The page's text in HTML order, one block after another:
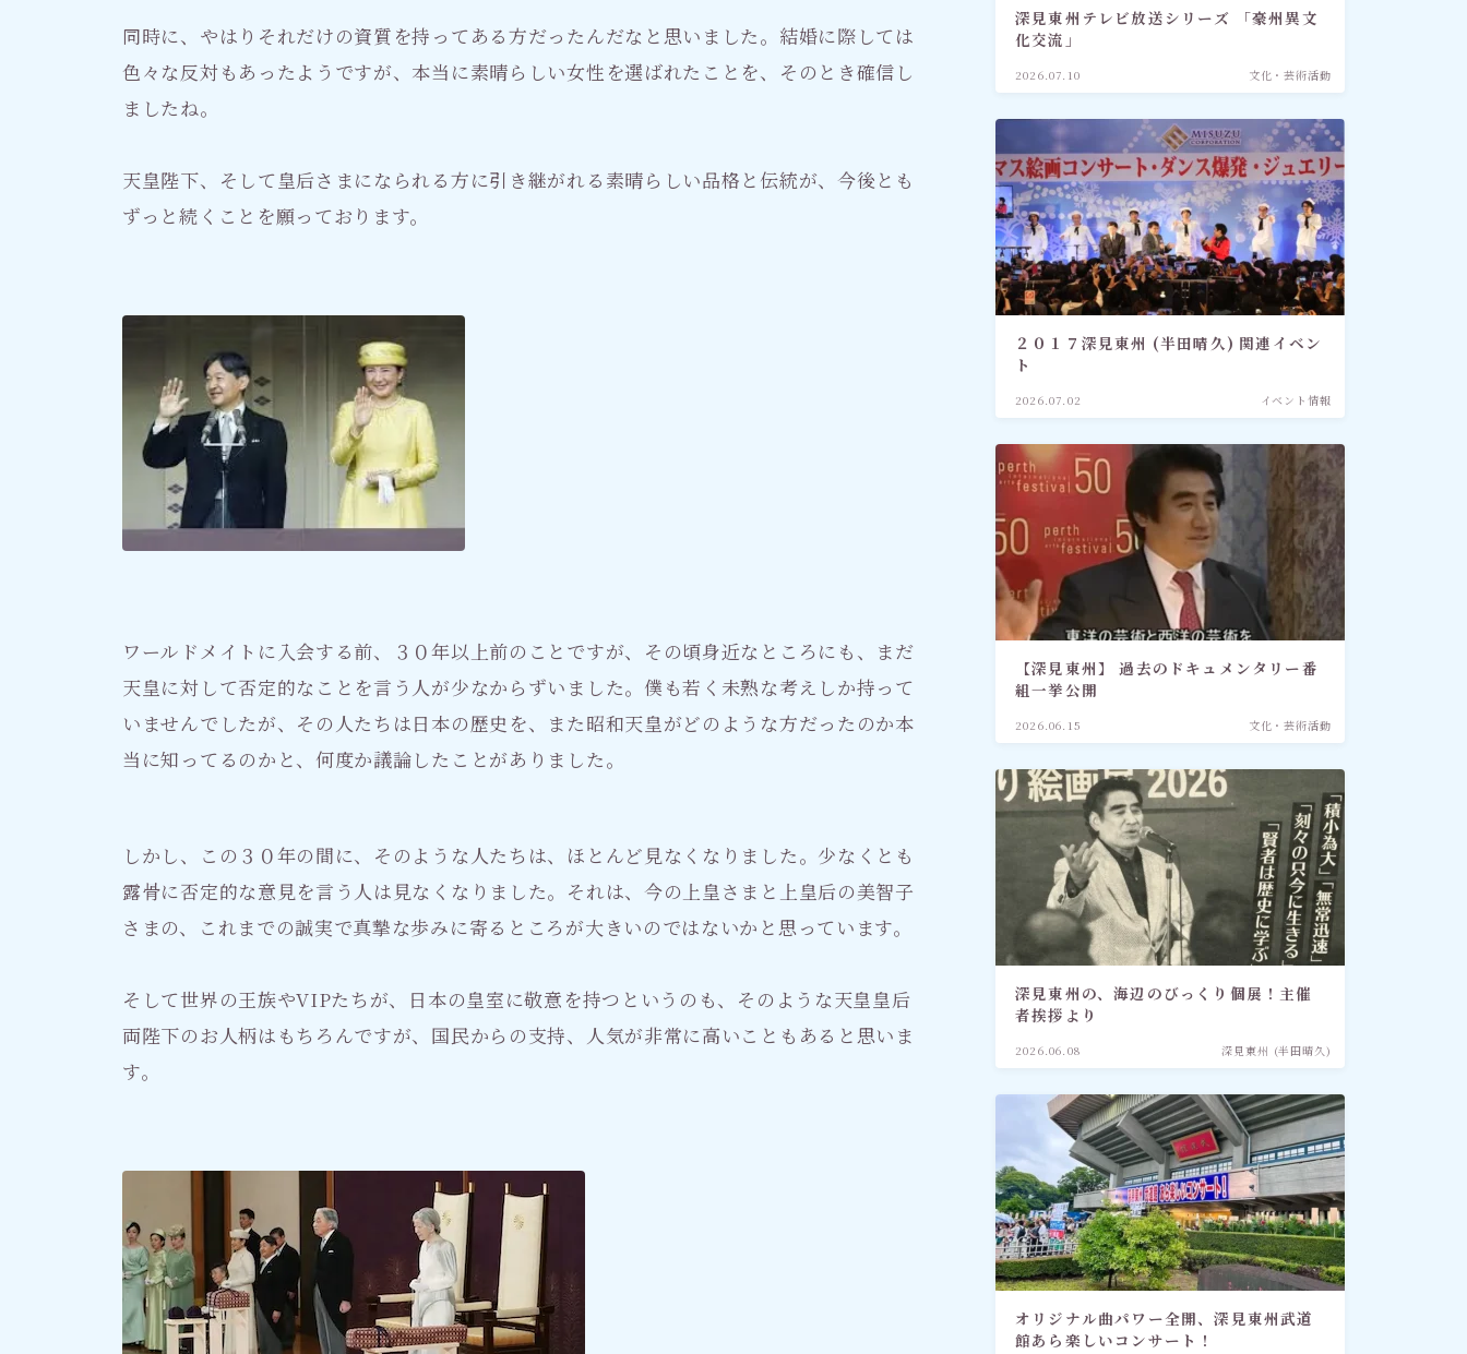
同時に、やはりそれだけの資質を持ってある方だったんだなと思いました。結婚に際しては
色々な反対もあったようですが、本当に素晴らしい女性を選ばれたことを、そのとき確信し
ましたね。
天皇陛下、そして皇后さまになられる方に引き継がれる素晴らしい品格と伝統が、今後とも
ずっと続くことを願っております。
ワールドメイトに入会する前、３０年以上前のことですが、その頃身近なところにも、まだ
天皇に対して否定的なことを言う人が少なからずいました。僕も若く未熟な考えしか持って
いませんでしたが、その人たちは日本の歴史を、また昭和天皇がどのような方だったのか本
当に知ってるのかと、何度か議論したことがありました。
しかし、この３０年の間に、そのような人たちは、ほとんど見なくなりました。少なくとも
露骨に否定的な意見を言う人は見なくなりました。それは、今の上皇さまと上皇后の美智子
さまの、これまでの誠実で真摯な歩みに寄るところが大きいのではないかと思っています。
そして世界の王族やVIPたちが、日本の皇室に敬意を持つというのも、そのような天皇皇后
両陛下のお人柄はもちろんですが、国民からの支持、人気が非常に高いこともあると思いま
す。
深見東州テレビ放送シリーズ 「豪州異文
化交流」
2026.07.10 文化・芸術活動
２０１７深見東州 (半田晴久) 関連イベン
ト
2026.07.02 イベント情報
【深見東州】 過去のドキュメンタリー番
組一挙公開
2026.06.15 文化・芸術活動
深見東州の、海辺のびっくり個展！主催
者挨拶より
2026.06.08 深見東州 (半田晴久)
オリジナル曲パワー全開、深見東州武道
館あら楽しいコンサート！